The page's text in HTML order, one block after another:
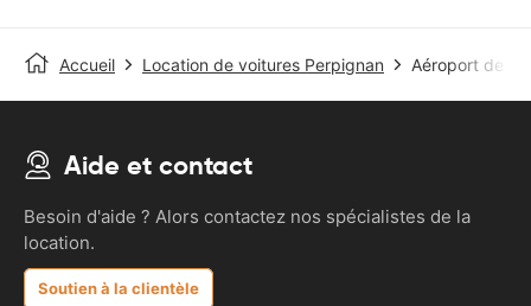
Accueil Location de voitures Perpignan Aéroport de
Aide et contact
Besoin d'aide ? Alors contactez nos spécialistes de la
location.
Soutien à la clientèle